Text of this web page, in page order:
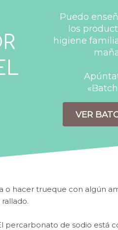
Puedo
los
higiene
VER
o hacer trueque con algún
percarbonato de sodio está